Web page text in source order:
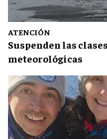
ATENCIÓN
Suspenden las
meteorológicas